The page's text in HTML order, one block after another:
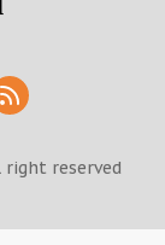
reserved